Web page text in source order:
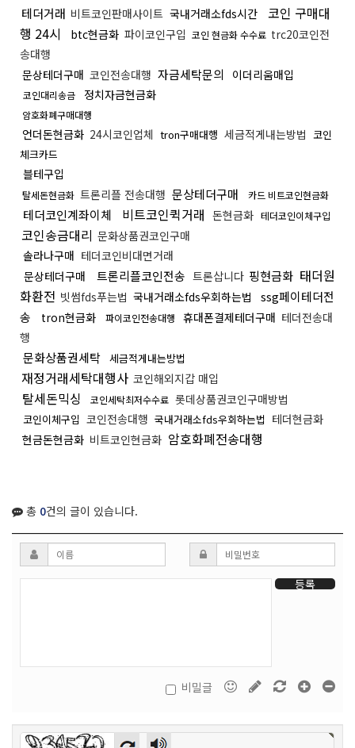
테더거래 비트코인판매사이트 국내거래소fds시간
코인 구매대
행 24시
btc현금화 파이코인구입 코인 현금화 수수료 trc20코인전
송대행
문상테더구매 코인전송대행 자금세탁문의 이더리움매입
코인대리송금 정치자금현금화
암호화폐구매대행
언더돈현금화 24시코인업체 tron구매대행 세금적게내는방법 코인
체크카드
블테구입
탈세돈현금화 트론리플 전송대행 문상테더구매 카드 비트코인현금화
테더코인계좌이체 비트코인퀵거래 돈현금화 테더코인이체구입
코인송금대리 문화상품권코인구매
솔라나구매 테더코인비대면거래
문상테더구매
트론리플코인전송 트론삽니다 핑현금화 태더원
화환전 빗썸fds푸는법 국내거래소fds우회하는법
ssg페이테더전
송
tron현금화 파이코인전송대행 휴대폰결제테더구매 테더전송대
행
문화상품권세탁 세금적게내는방법
재정거래세탁대행사 코인해외지갑 매입
탈세돈믹싱 코인세탁최저수수료 롯데상품권코인구매방법
코인이체구입 코인전송대행 국내거래소fds우회하는법 테더현금화
현금돈현금화 비트코인현금화 암호화폐전송대행
총 0건의 글이 있습니다.
등록
비밀글